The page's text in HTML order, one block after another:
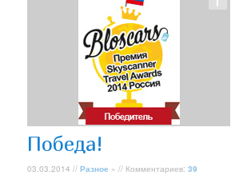
Победа!
03.03.2014 //Разное » // Комментариев:39